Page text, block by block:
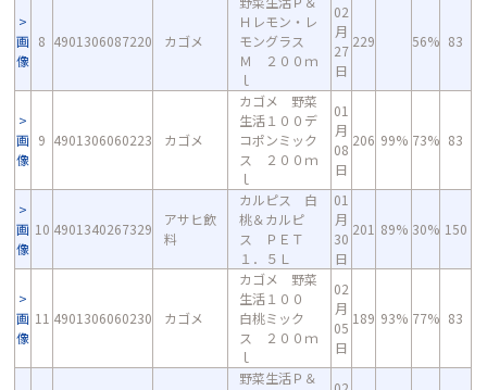
画
像
8 4901306087220 カゴメ
Ｈレモン・レ
モングラス
Ｍ ２００ｍ
ｌ
02
月
27
日
229 56% 83
画
像
9 4901306060223 カゴメ
カゴメ 野菜
生活１００デ
コポンミック
ス ２００ｍ
ｌ
01
月
08
日
206 99% 73% 83
画
像
10 4901340267329
アサヒ飲
料
カルピス 白
桃＆カルピ
ス ＰＥＴ
１．５Ｌ
01
月
30
日
201 89% 30% 150
画
像
11 4901306060230 カゴメ
カゴメ 野菜
生活１００
白桃ミック
ス ２００ｍ
ｌ
02
月
05
日
189 93% 77% 83
野菜生活Ｐ＆